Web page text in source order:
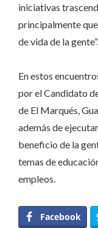
iniciativas
principalmente
de vida de la gente”.
En estos
por el Candidato
de El Marqués,
además de
beneficio de la
temas de
empleos.
Facebook